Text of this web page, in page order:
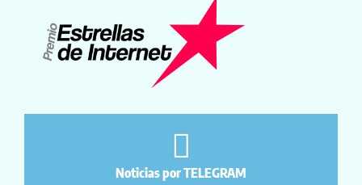
Noticias por TELEGRAM